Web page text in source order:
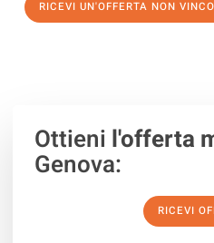
RICEVI UN'OFFERTA NON
Ottieni l'offerta
Genova:
RICEVI